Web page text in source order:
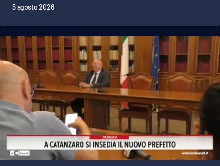
Ilvibonese.it
Catanzarochannel.it
APP
Android
Apple
5 agosto 2026